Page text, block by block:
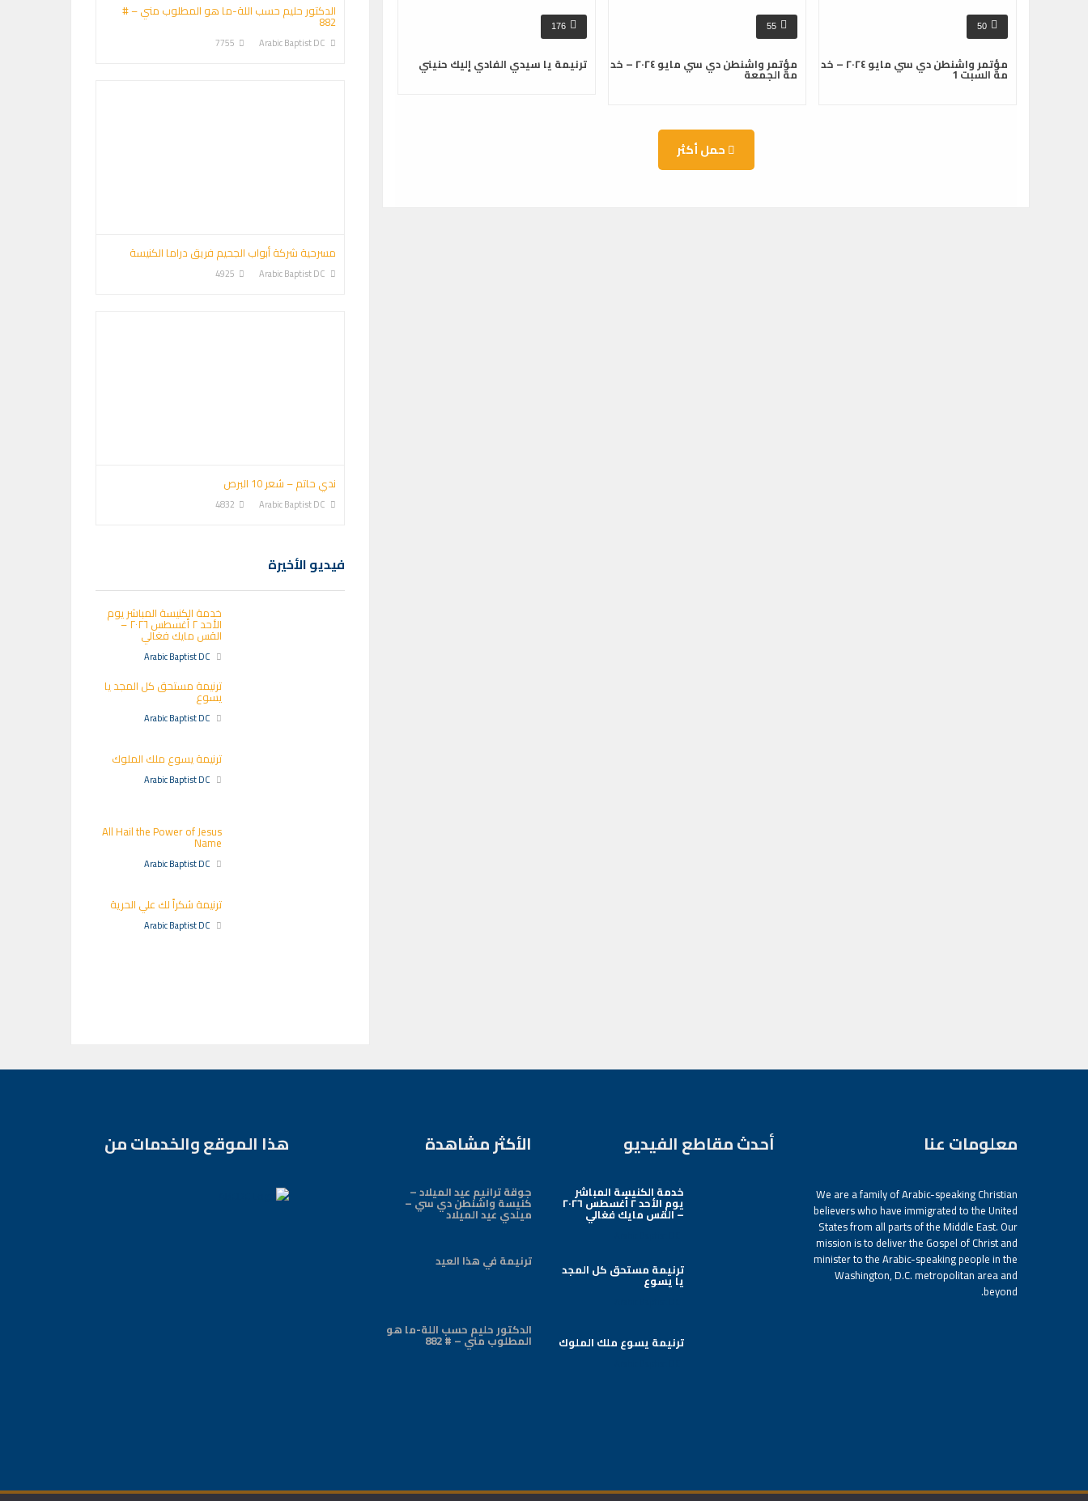
50
مؤتمر واشنطن دي سي مايو ٢٠٢٤ – خد
مة السبت 1
55
مؤتمر واشنطن دي سي مايو ٢٠٢٤ – خد
مة الجمعة
176
ترنيمة يا سيدي الفادي إليك حنيني
حمل أكثر
الدكتور حليم حسب اللة-ما هو المطلوب مني – #
882
Arabic Baptist DC
7755
مسرحية شركة أبواب الجحيم فريق دراما الكنيسة
Arabic Baptist DC
4925
ندي حاتم – شعر 10 البرص
Arabic Baptist DC
4832
فيديو الأخيرة
خدمة الكنيسة المباشر يوم
الأحد ٢ أغسطس ٢٠٢٦ –
القس مايك فغالي
Arabic Baptist DC
ترنيمة مستحق كل المجد يا
يسوع
Arabic Baptist DC
ترنيمة يسوع ملك الملوك
Arabic Baptist DC
All Hail the Power of Jesus
Name
Arabic Baptist DC
ترنيمة شكراً لك علي الحرية
Arabic Baptist DC
معلومات عنا
We are a family of Arabic-speaking Christian
believers who have immigrated to the United
States from all parts of the Middle East. Our
mission is to deliver the Gospel of Christ and
minister to the Arabic-speaking people in the
Washington, D.C. metropolitan area and
beyond.
أحدث مقاطع الفيديو
خدمة الكنيسة المباشر
يوم الأحد ٢ أغسطس ٢٠٢٦
– القس مايك فغالي
ترنيمة مستحق كل المجد
يا يسوع
ترنيمة يسوع ملك الملوك
الأكثر مشاهدة
جوقة ترانيم عيد الميلاد –
كنيسة واشنطن دي سي –
ميلدي عيد الميلاد
ترنيمة في هذا العيد
الدكتور حليم حسب اللة-ما هو
المطلوب مني – # 882
هذا الموقع والخدمات من